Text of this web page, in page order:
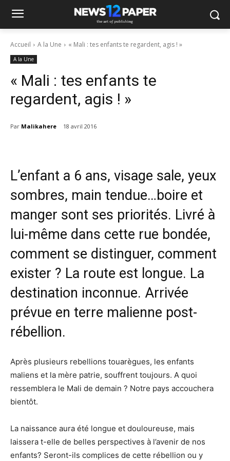
Accueil A la Une « Mali : tes enfants te regardent, agis ! »
A la Une
« Mali : tes enfants te
regardent, agis ! »
Par Malikahere 18 avril 2016
L’enfant a 6 ans, visage sale, yeux
sombres, main tendue…boire et
manger sont ses priorités. Livré à
lui-même dans cette rue bondée,
comment se distinguer, comment
exister ? La route est longue. La
destination inconnue. Arrivée
prévue en terre malienne post-
rébellion.
Après plusieurs rebellions touarègues, les enfants
maliens et la mère patrie, souffrent toujours. A quoi
ressemblera le Mali de demain ? Notre pays accouchera
bientôt.
La naissance aura été longue et douloureuse, mais
laissera t-elle de belles perspectives à l’avenir de nos
enfants? Seront-ils complices de cette rébellion ou y